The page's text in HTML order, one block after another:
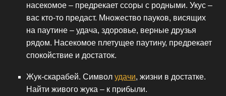
насекомое – предрекает ссоры с родными. Укус –
вас кто-то предаст. Множество пауков, висящих
на паутине – удача, здоровье, верные друзья
рядом. Насекомое плетущее паутину, предрекает
спокойствие и достаток.
Жук-скарабей. Символ удачи, жизни в достатке.
Найти живого жука – к прибыли.